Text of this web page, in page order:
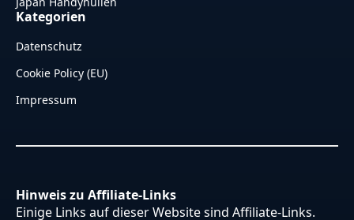
Kategorien
Datenschutz
Cookie Policy (EU)
Impressum
Hinweis zu Affiliate-Links
Einige Links auf dieser Website sind Affiliate-Links.